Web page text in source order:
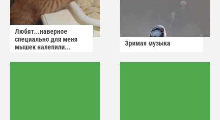
Любят...наверное
специально для меня
мышек налепили...
Зримая музыка